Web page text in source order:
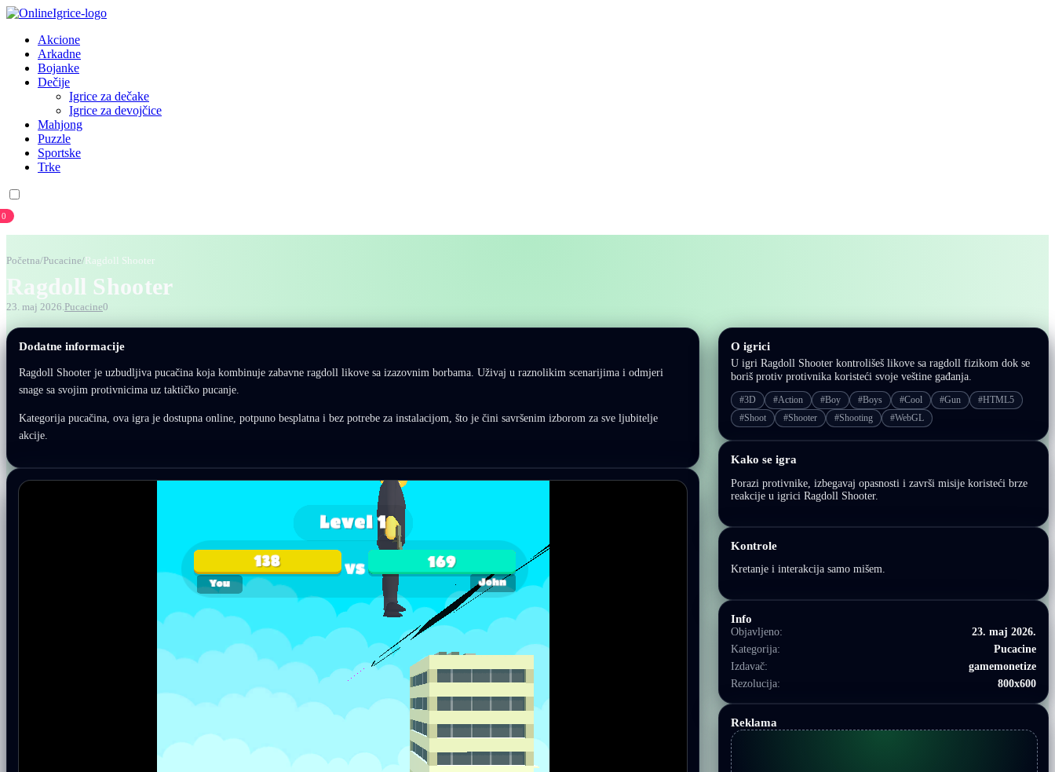
Akcione
Arkadne
Bojanke
Dečije
Igrice za dečake
Igrice za devojčice
Mahjong
Puzzle
Sportske
Trke
0
Početna/ Pucacine/ Ragdoll Shooter
Ragdoll Shooter
23. maj 2026.Pucacine0
Dodatne informacije
Ragdoll Shooter je uzbudljiva pucačina koja kombinuje zabavne ragdoll likove sa izazovnim borbama. Uživaj u raznolikim scenarijima i odmjeri
snage sa svojim protivnicima uz taktičko pucanje.
Kategorija pucačina, ova igra je dostupna online, potpuno besplatna i bez potrebe za instalacijom, što je čini savršenim izborom za sve ljubitelje
akcije.
O igrici
U igri Ragdoll Shooter kontrolišeš likove sa ragdoll fizikom dok se
boriš protiv protivnika koristeći svoje veštine gađanja.
#3D #Action #Boy #Boys #Cool #Gun
#HTML5
#Shoot
#Shooter #Shooting #WebGL
Kako se igra
Porazi protivnike, izbegavaj opasnosti i završi misije koristeći brze
reakcije u igrici Ragdoll Shooter.
Kontrole
Kretanje i interakcija samo mišem.
Info
Objavljeno:
23. maj 2026.
Kategorija:
Pucacine
Izdavač:
gamemonetize
Rezolucija:
800x600
Reklama